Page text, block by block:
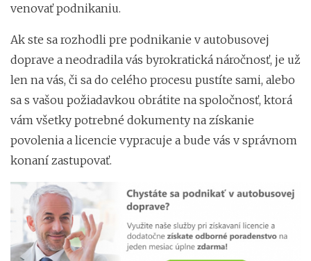
venovať podnikaniu.
Ak ste sa rozhodli pre podnikanie v autobusovej
doprave a neodradila vás byrokratická náročnosť, je už
len na vás, či sa do celého procesu pustíte sami, alebo
sa s vašou požiadavkou obrátite na spoločnosť, ktorá
vám všetky potrebné dokumenty na získanie
povolenia a licencie vypracuje a bude vás v správnom
konaní zastupovať.